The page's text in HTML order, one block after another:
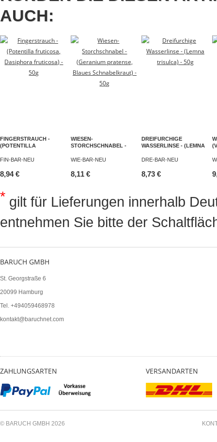
AUCH:
FINGERSTRAUCH -
(POTENTILLA
FRUTICOSA) - 50G
FIN-BAR-NEU
8,94 €
WIESEN-
STORCHSCHNABEL -
BLAUES
WIE-BAR-NEU
8,11 €
DREIFURCHIGE
WASSERLINSE - (LEMNA
DRE-BAR-NEU
8,73 €
* gilt für Lieferungen innerhalb
entnehmen Sie bitte der
BARUCH GMBH
St. Georgstraße 6
20099 Hamburg
Tel. +494059468978
kontakt@baruchnet.com
ZAHLUNGSARTEN VERSANDARTEN
© BARUCH GMBH 2026